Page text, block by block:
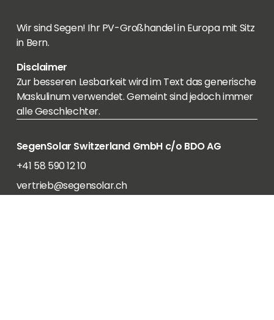
Wir sind Segen! Ihr PV-Großhandel in Europa mit Sitz
in Bern.
Disclaimer
Zur besseren Lesbarkeit wird im Text das generische
Maskulinum verwendet. Gemeint sind jedoch immer
alle Geschlechter.
SegenSolar Switzerland GmbH c/o BDO AG
+41 58 590 12 10
vertrieb@segensolar.ch